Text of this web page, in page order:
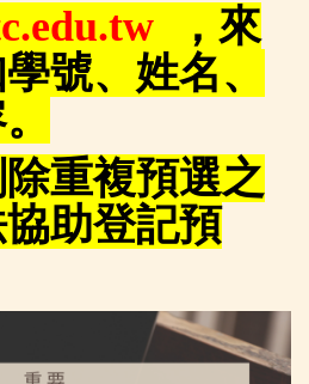
，來
號、姓名、
重複預選之
助登記預